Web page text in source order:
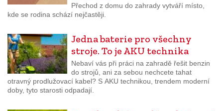
Přechod z domu do zahrady vytváří místo,
kde se rodina schází nejčastěji.
Jedna baterie pro všechny
stroje. To je AKU technika
Nebaví vás při práci na zahradě řešit benzin
do strojů, ani za sebou nechcete tahat
otravný prodlužovací kabel? S AKU technikou, trendem moderní
doby, tyto starosti odpadají.